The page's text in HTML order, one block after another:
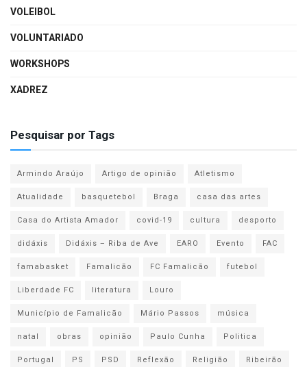
VOLEIBOL
VOLUNTARIADO
WORKSHOPS
XADREZ
Pesquisar por Tags
Armindo Araújo Artigo de opinião
Atletismo
Atualidade
basquetebol Braga
casa das artes
Casa do Artista Amador
covid-19 cultura
desporto
didáxis
Didáxis – Riba de Ave EARO Evento
FAC
famabasket
Famalicão FC Famalicão
futebol
Liberdade FC
literatura
Louro
Município de Famalicão
Mário Passos
música
natal
obras opinião Paulo Cunha
Politica
Portugal
PS PSD Reflexão Religião
Ribeirão